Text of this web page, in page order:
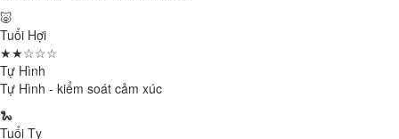
🐷
Tuổi Hợi
★★☆☆☆
Tự Hình
Tự Hình - kiểm soát cảm xúc
🐍
Tuổi Tỵ